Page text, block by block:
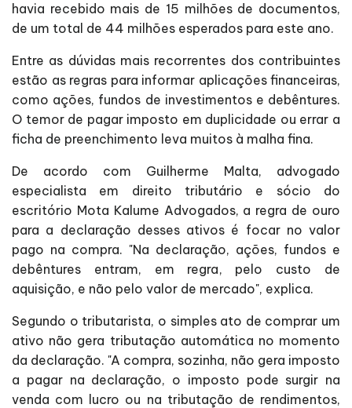
havia recebido mais de 15 milhões de documentos,
de um total de 44 milhões esperados para este ano.
Entre as dúvidas mais recorrentes dos contribuintes
estão as regras para informar aplicações financeiras,
como ações, fundos de investimentos e debêntures.
O temor de pagar imposto em duplicidade ou errar a
ficha de preenchimento leva muitos à malha fina.
De acordo com Guilherme Malta, advogado
especialista em direito tributário e sócio do
escritório Mota Kalume Advogados, a regra de ouro
para a declaração desses ativos é focar no valor
pago na compra. "Na declaração, ações, fundos e
debêntures entram, em regra, pelo custo de
aquisição, e não pelo valor de mercado", explica.
Segundo o tributarista, o simples ato de comprar um
ativo não gera tributação automática no momento
da declaração. "A compra, sozinha, não gera imposto
a pagar na declaração, o imposto pode surgir na
venda com lucro ou na tributação de rendimentos,